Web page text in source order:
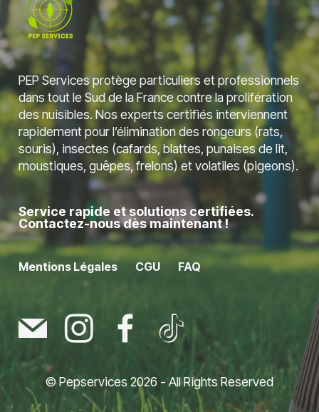
PEP Services protège particuliers et professionnels
dans tout le Sud de la France contre la prolifération
des nuisibles. Nos experts certifiés interviennent
rapidement pour l’élimination des rongeurs (rats,
souris), insectes (cafards, blattes, punaises de lit,
moustiques, guêpes, frelons) et volatiles (pigeons).
Service rapide et solutions certifiées.
Contactez-nous dès maintenant !
Mentions Légales CGU FAQ
© Pepservices 2026 - All Rights Reserved